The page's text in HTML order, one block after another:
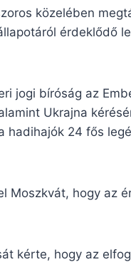
közelében
érdeklődő
jogi bíróság az
Ukrajna
24 fős
Moszkvát, hogy az
kérte, hogy az